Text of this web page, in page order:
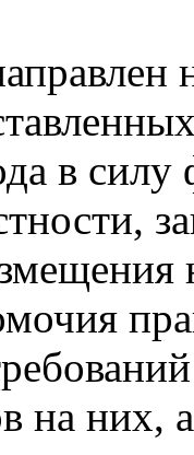
в
на них,